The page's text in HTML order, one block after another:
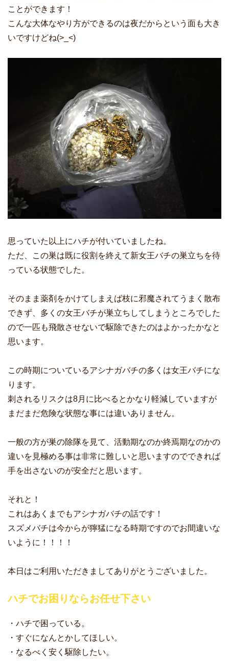
ことができます！
こんな大体なやり方ができるのは夜だからという面も大き
いですけどね(>_<)
思っていた以上にハチが付いていましたね。
ただ、この巣は既に役割を終えて新女王バチの巣立ちを待
っている状態でした。
そのまま薬剤をかけてしまえば枝に邪魔されてうまく散布
できず、多くの女王バチが巣立ちしてしまうところでした
ので一匹も飛散させないで駆除できたのはよかったかなと
思います。
この時期についているアシナガバチの多くは女王バチにな
ります。
刺されるリスクは8月に比べるとかなり軽減していますが
まだまだ危険な状態な事には違いありません。
一般の方が巣の除隊を見て、活動期なのか終焉期なのかの
違いを見極める事は非常に難しいと思いますのでできれば
手を出さないのが安全だと思います。
それと！
これはあくまでもアシナガバチの話です！
スズメバチは今からが獰猛になる時期ですのでお間違いな
いように！！！！
本日はご利用いただきましてありがとうございました。
ハチでお困りならお任せ下さい
・ハチで困っている。
・すぐになんとかしてほしい。
・なるべく安く駆除したい。